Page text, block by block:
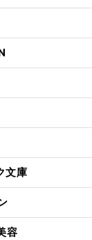
文庫
容